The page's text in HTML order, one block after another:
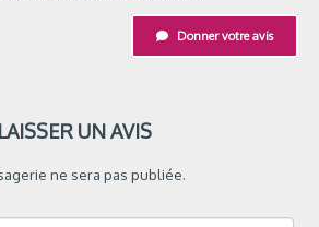
Donner votre avis
LAISSER UN AVIS
ne sera pas publiée.